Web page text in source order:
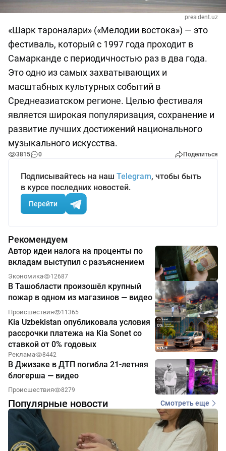
president.uz
«Шарк тароналари» («Мелодии востока») — это
фестиваль, который с 1997 года проходит в
Самарканде с периодичностью раз в два года.
Это одно из самых захватывающих и
масштабных культурных событий в
Среднеазиатском регионе. Целью фестиваля
является широкая популяризация, сохранение и
развитие лучших достижений национального
музыкального искусства.
3815 0 Поделиться
Подписывайтесь на наш Telegram, чтобы быть
в курсе последних новостей.
Перейти
Рекомендуем
Автор идеи налога на проценты по
вкладам выступил с разъяснением
Экономика 12687
В Ташобласти произошёл крупный
пожар в одном из магазинов — видео
Происшествия 11365
Kia Uzbekistan опубликовала условия
рассрочки платежа на Kia Sonet со
ставкой от 0% годовых
Реклама 8442
В Джизаке в ДТП погибла 21-летняя
блогерша — видео
Происшествия 8279
Популярные новости Смотреть еще